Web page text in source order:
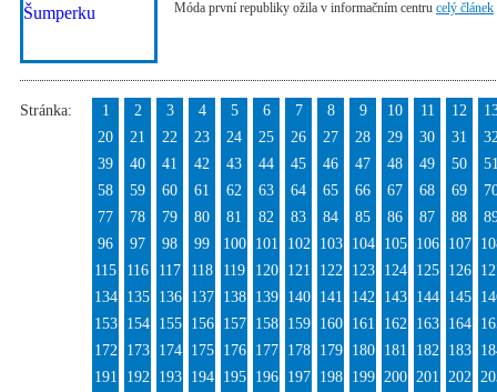
Móda první republiky ožila v informačním centru celý článek
Stránka: 1 2 3 4 5 6 7 8 9 10 11 12
20
21 22 23 24 25 26 27 28 29 30 31
39
40 41 42 43 44 45 46 47 48 49 50
58
59 60 61 62 63 64 65 66 67 68 69
77
78 79 80 81 82 83 84 85 86 87 88
96
97 98 99 100 101 102 103 104 105 106 107
115
116 117 118 119 120 121 122 123 124 125 126
134
135 136 137 138 139 140 141 142 143 144 145
153
154 155 156 157 158 159 160 161 162 163 164
172
173 174 175 176 177 178 179 180 181 182 183
191
192 193 194 195 196 197 198 199 200 201 202